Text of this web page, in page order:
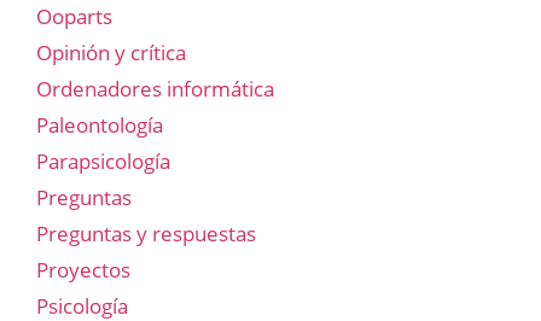
Ooparts
Opinión y crítica
Ordenadores informática
Paleontología
Parapsicología
Preguntas
Preguntas y respuestas
Proyectos
Psicología